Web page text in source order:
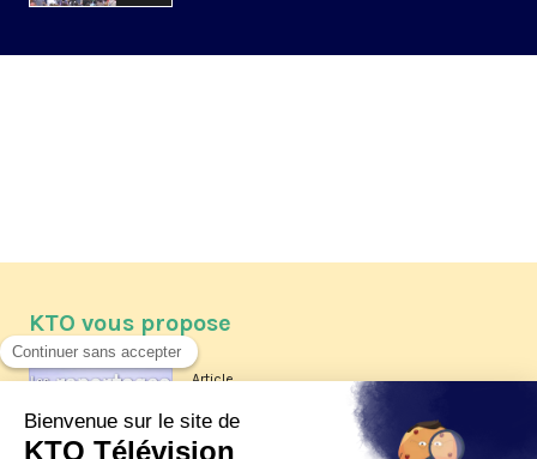
KTO vous propose
Article
Les reportages d'été 2026 de KTO